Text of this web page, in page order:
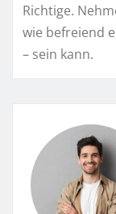
Richtige.
wie befreiend
– sein kann.